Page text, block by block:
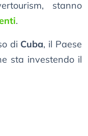
stanno
.
di Cuba, il Paese
sta investendo il